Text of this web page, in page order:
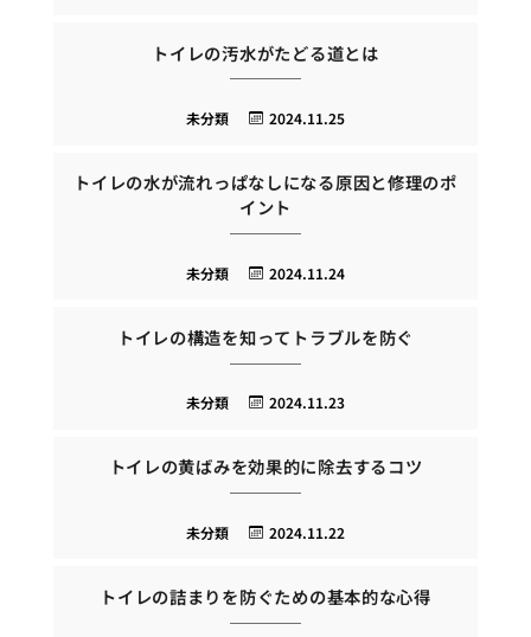
トイレの汚水がたどる道とは
2024.11.25
未分類
トイレの水が流れっぱなしになる原因と修理のポ
イント
2024.11.24
未分類
トイレの構造を知ってトラブルを防ぐ
2024.11.23
未分類
トイレの黄ばみを効果的に除去するコツ
2024.11.22
未分類
トイレの詰まりを防ぐための基本的な心得